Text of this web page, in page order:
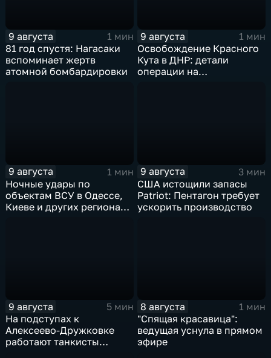
9 августа
1 мин
81 год спустя: Нагасаки
вспоминает жертв
атомной бомбардировки
9 августа
1 мин
Освобождение Красного
Кута в ДНР: детали
операции на
9 августа
1 мин
Ночные удары по
объектам ВСУ в Одессе,
Киеве и других регионах
9 августа
3 мин
США истощили запасы
Patriot: Пентагон требует
ускорить производство
9 августа
5 мин
На подступах к
Алексеево-Дружковке
работают танкисты
8 августа
1 мин
"Спящая красавица":
ведущая уснула в прямом
эфире